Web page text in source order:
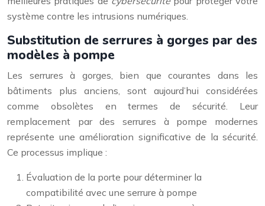
système contre les intrusions numériques.
Substitution de serrures à gorges par des
modèles à pompe
Les serrures à gorges, bien que courantes dans les
bâtiments plus anciens, sont aujourd’hui considérées
comme obsolètes en termes de sécurité. Leur
remplacement par des serrures à pompe modernes
représente une amélioration significative de la sécurité.
Ce processus implique :
Évaluation de la porte pour déterminer la
compatibilité avec une serrure à pompe